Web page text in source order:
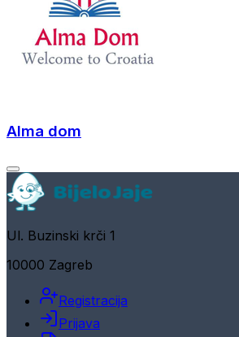
Alma dom
Ul. Buzinski krči 1
10000 Zagreb
Registracija
Prijava